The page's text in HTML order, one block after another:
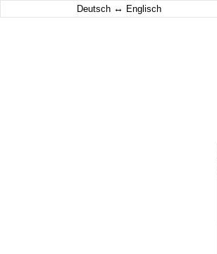
Deutsch ↔ Englisch